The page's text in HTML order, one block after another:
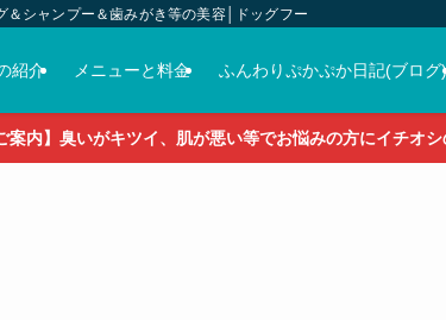
シャンプー＆歯みがき等の美容│ドッグフード＆おやつ＆各種グ
紹介 メニューと料金 ふんわりぷかぷか日記(ブログ)
案内】臭いがキツイ、肌が悪い等でお悩みの方にイチオ